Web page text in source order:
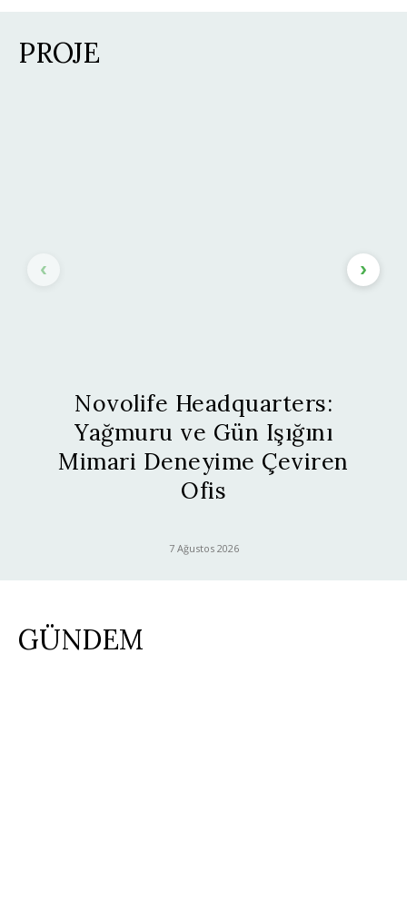
PROJE
Novolife Headquarters:
Yağmuru ve Gün Işığını
Mimari Deneyime Çeviren
Ofis
7 Ağustos 2026
GÜNDEM